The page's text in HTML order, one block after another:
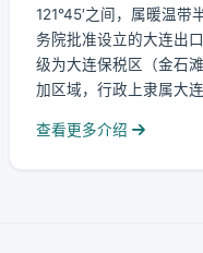
121°45′之间，属暖温
务院批准设立的大连出
级为大连保税区（金石
加区域，行政上隶属大
查看更多介绍